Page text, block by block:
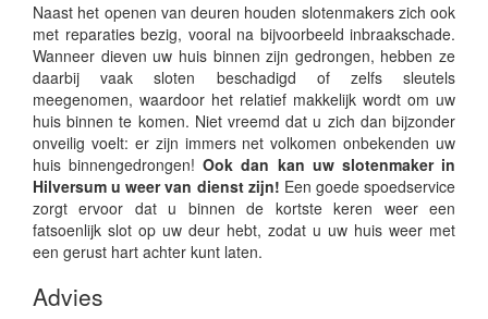
Naast het openen van deuren houden slotenmakers zich ook
met reparaties bezig, vooral na bijvoorbeeld inbraakschade.
Wanneer dieven uw huis binnen zijn gedrongen, hebben ze
daarbij vaak sloten beschadigd of zelfs sleutels
meegenomen, waardoor het relatief makkelijk wordt om uw
huis binnen te komen. Niet vreemd dat u zich dan bijzonder
onveilig voelt: er zijn immers net volkomen onbekenden uw
huis binnengedrongen! Ook dan kan uw slotenmaker in
Hilversum u weer van dienst zijn! Een goede spoedservice
zorgt ervoor dat u binnen de kortste keren weer een
fatsoenlijk slot op uw deur hebt, zodat u uw huis weer met
een gerust hart achter kunt laten.
Advies